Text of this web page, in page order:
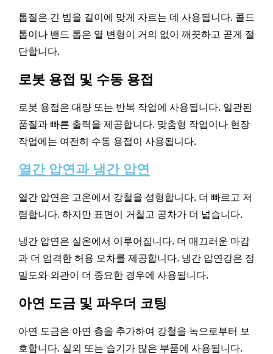
톱질은 긴 빔을 길이에 맞게 자르는 데 사용됩니다. 콜드
톱이나 밴드 톱은 열 변형이 거의 없이 깨끗하고 곧게 절
단합니다.
로봇 용접 및 수동 용접
로봇 용접은 대량 또는 반복 작업에 사용됩니다. 일관된
품질과 빠른 출력을 제공합니다. 맞춤형 작업이나 현장
작업에는 여전히 수동 용접이 사용됩니다.
열간 압연과 냉간 압연
열간 압연은 고온에서 강철을 성형합니다. 더 빠르고 저
렴합니다. 하지만 표면이 거칠고 공차가 더 넓습니다.
냉간 압연은 실온에서 이루어집니다. 더 매끄러운 마감
과 더 엄격한 허용 오차를 제공합니다. 냉간 압연강은 정
밀도와 외관이 더 중요한 경우에 사용됩니다.
아연 도금 및 파우더 코팅
아연 도금은 아연 층을 추가하여 강철을 녹으로부터 보
호합니다. 실외 또는 습기가 많은 부품에 사용됩니다.